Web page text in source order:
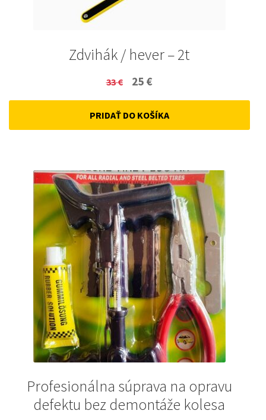
Zdvihák / hever – 2t
33€
Original
price
was:
25 €
price
is:
PRIDAŤ DO KOŠÍKA
Profesionálna súprava na opravu
defektu bez demontáže kolesa